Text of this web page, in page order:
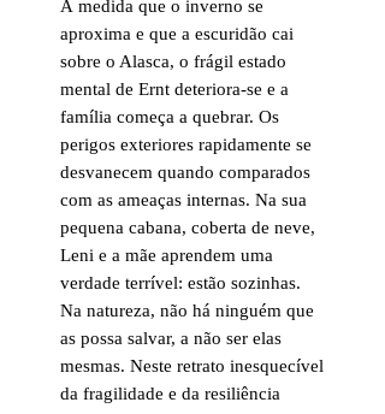
À medida que o inverno se
aproxima e que a escuridão cai
sobre o Alasca, o frágil estado
mental de Ernt deteriora-se e a
família começa a quebrar. Os
perigos exteriores rapidamente se
desvanecem quando comparados
com as ameaças internas. Na sua
pequena cabana, coberta de neve,
Leni e a mãe aprendem uma
verdade terrível: estão sozinhas.
Na natureza, não há ninguém que
as possa salvar, a não ser elas
mesmas. Neste retrato inesquecível
da fragilidade e da resiliência